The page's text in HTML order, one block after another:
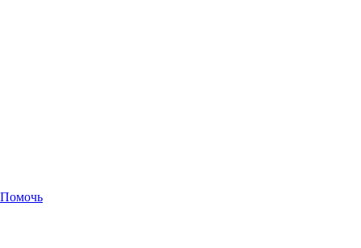
Помочь